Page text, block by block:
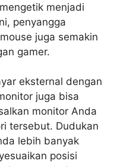
menjadi
penyangga
juga semakin
gamer.
eksternal dengan
juga bisa
monitor Anda
tersebut. Dudukan
lebih banyak
posisi